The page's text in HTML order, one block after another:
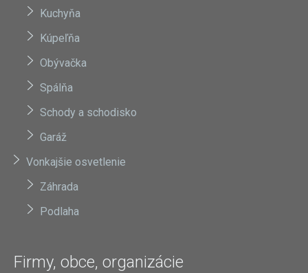
Kuchyňa
Kúpeľňa
Obývačka
Spálňa
Schody a schodisko
Garáž
Vonkajšie osvetlenie
Záhrada
Podlaha
Firmy, obce, organizácie